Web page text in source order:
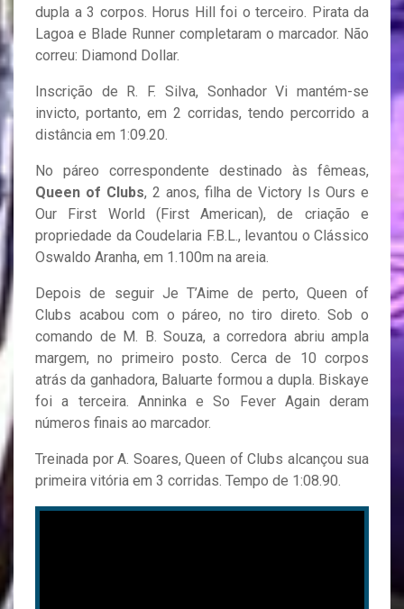
dupla a 3 corpos. Horus Hill foi o terceiro. Pirata da
Lagoa e Blade Runner completaram o marcador. Não
correu: Diamond Dollar.
Inscrição de R. F. Silva, Sonhador Vi mantém-se
invicto, portanto, em 2 corridas, tendo percorrido a
distância em 1:09.20.
No páreo correspondente destinado às fêmeas,
Queen of Clubs, 2 anos, filha de Victory Is Ours e
Our First World (First American), de criação e
propriedade da Coudelaria F.B.L., levantou o Clássico
Oswaldo Aranha, em 1.100m na areia.
Depois de seguir Je T’Aime de perto, Queen of
Clubs acabou com o páreo, no tiro direto. Sob o
comando de M. B. Souza, a corredora abriu ampla
margem, no primeiro posto. Cerca de 10 corpos
atrás da ganhadora, Baluarte formou a dupla. Biskaye
foi a terceira. Anninka e So Fever Again deram
números finais ao marcador.
Treinada por A. Soares, Queen of Clubs alcançou sua
primeira vitória em 3 corridas. Tempo de 1:08.90.